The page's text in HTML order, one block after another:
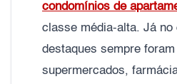
condomínios de
classe média-alta. Já no
destaques sempre foram
supermercados,